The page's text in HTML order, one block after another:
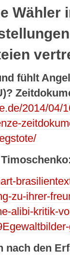
Wähler
fühlt
2014/04/
zu-ihrer-
alibi-kritik-
nach den